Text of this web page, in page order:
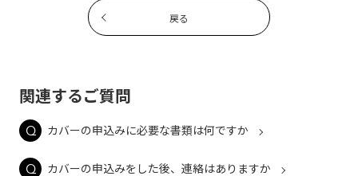
戻る
関連するご質問
カバーの申込みに必要な書類は何ですか
カバーの申込みをした後、連絡はありますか